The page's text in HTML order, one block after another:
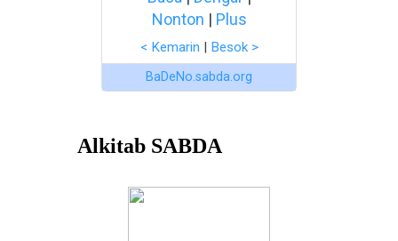
Nonton | Plus
< Kemarin | Besok >
BaDeNo.sabda.org